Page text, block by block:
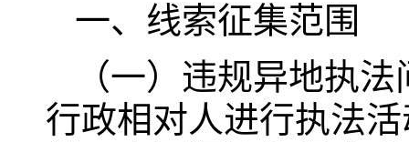
一、线索征集范围
（一）违规异地执
行政相对人进行执法